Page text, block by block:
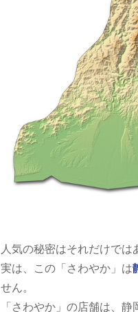
人気の秘密はそれだけでは
実は、この「さわやか」は
せん。
「さわやか」の店舗は、静